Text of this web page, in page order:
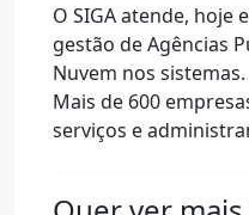
O SIGA atende, hoje
gestão de Agências
Nuvem nos
Mais de 600
serviços e